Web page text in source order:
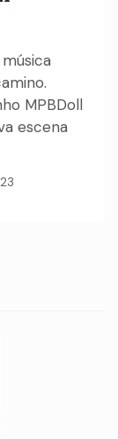
MPBDoll
escena